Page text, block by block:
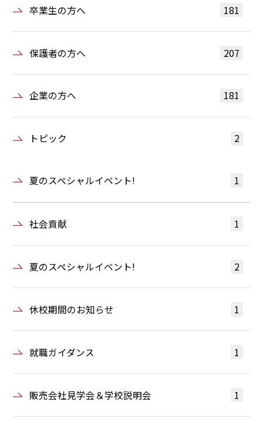
卒業生の方へ 181
保護者の方へ 207
企業の方へ 181
トピック 2
夏のスペシャルイベント! 1
社会貢献 1
夏のスペシャルイベント! 2
休校期間のお知らせ 1
就職ガイダンス 1
販売会社見学会＆学校説明会 1